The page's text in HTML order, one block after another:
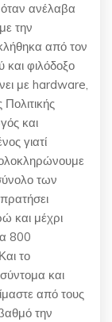
ανέλαβα
την
από τον
φιλόδοξο
με hardware,
και
γιατί
των
και μέχρι
800
το
και
από τους
την